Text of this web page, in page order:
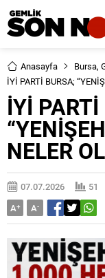
Anasayfa Bursa,
İYİ PARTİ BURSA;
İYİ
NELER
07.07.2026
51
A+ A-